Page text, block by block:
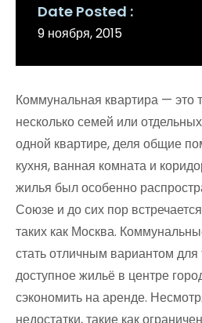
Date Posted
9 ноября, 2015
Коммунальная квартира — это
несколько семей или
одной квартире, деля общие
кухня, ванная комната и
жилья был особенно
Союзе и до сих пор
таких как Москва.
стать отличным вариантом для
доступное жильё в центре
сэкономить на аренде.